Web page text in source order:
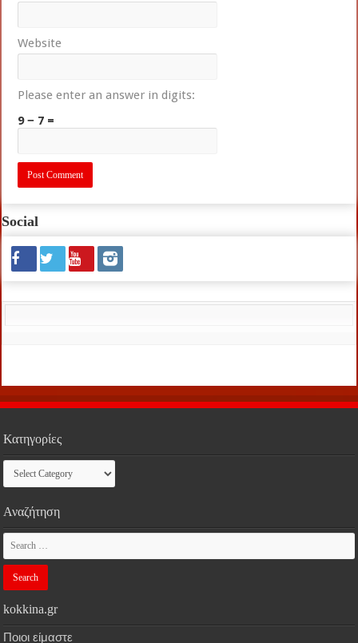
Website
Please enter an answer in digits:
9 − 7 =
Social
Κατηγορίες
Κατηγορίες
Αναζήτηση
kokkina.gr
Ποιοι είμαστε